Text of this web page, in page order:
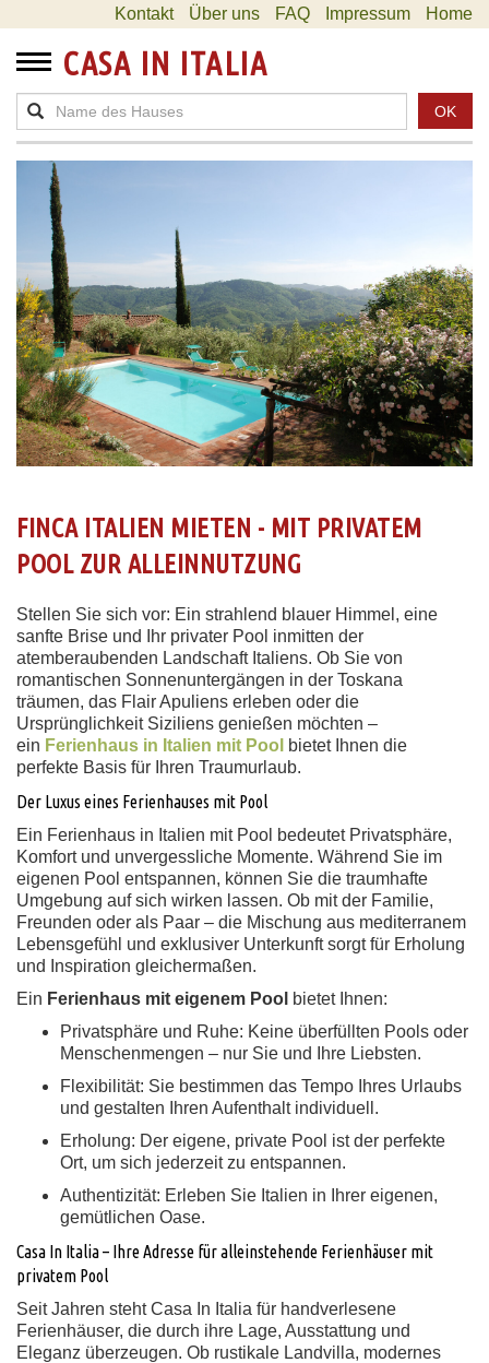
Kontakt Über uns FAQ Impressum Home
CASA IN ITALIA
OK
FINCA ITALIEN MIETEN - MIT PRIVATEM
POOL ZUR ALLEINNUTZUNG
Stellen Sie sich vor: Ein strahlend blauer Himmel, eine
sanfte Brise und Ihr privater Pool inmitten der
atemberaubenden Landschaft Italiens. Ob Sie von
romantischen Sonnenuntergängen in der Toskana
träumen, das Flair Apuliens erleben oder die
Ursprünglichkeit Siziliens genießen möchten –
ein Ferienhaus in Italien mit Pool
bietet Ihnen die
perfekte Basis für Ihren Traumurlaub.
Der Luxus eines Ferienhauses mit Pool
Ein Ferienhaus in Italien mit Pool bedeutet Privatsphäre,
Komfort und unvergessliche Momente. Während Sie im
eigenen Pool entspannen, können Sie die traumhafte
Umgebung auf sich wirken lassen. Ob mit der Familie,
Freunden oder als Paar – die Mischung aus mediterranem
Lebensgefühl und exklusiver Unterkunft sorgt für Erholung
und Inspiration gleichermaßen.
Ein Ferienhaus mit eigenem Pool bietet Ihnen:
Privatsphäre und Ruhe: Keine überfüllten Pools oder
Menschenmengen – nur Sie und Ihre Liebsten.
Flexibilität: Sie bestimmen das Tempo Ihres Urlaubs
und gestalten Ihren Aufenthalt individuell.
Erholung: Der eigene, private Pool ist der perfekte
Ort, um sich jederzeit zu entspannen.
Authentizität: Erleben Sie Italien in Ihrer eigenen,
gemütlichen Oase.
Casa In Italia – Ihre Adresse für alleinstehende Ferienhäuser mit
privatem Pool
Seit Jahren steht Casa In Italia für handverlesene
Ferienhäuser, die durch ihre Lage, Ausstattung und
Eleganz überzeugen. Ob rustikale Landvilla, modernes